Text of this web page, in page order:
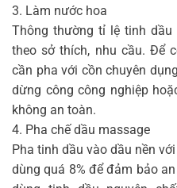
3. Làm nước hoa
Thông thường tỉ lệ tinh
theo sở thích, nhu cầu. Để
cần pha với cồn chuyên
dừng công công nghiệp
không an toàn.
4. Pha chế dầu massage
Pha tinh dầu vào dầu nền
dùng quá 8% để đảm bảo